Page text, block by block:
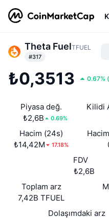
Theta FuelTFUEL
#317
₺0,3513 0.67% (
Piyasa değ.
₺2,6B
0.69%
Kilidi
Hacim (24s)
₺14,42M
17.18%
FDV
₺2,6B
Toplam arz
7,42B TFUEL
Dolaşımdaki arz